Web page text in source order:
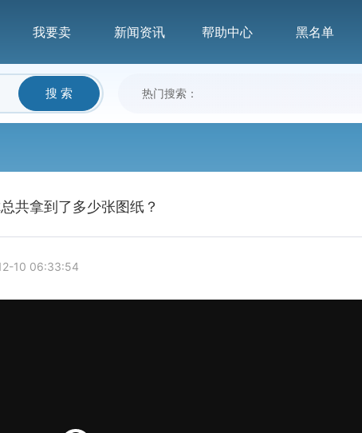
我要卖 新闻资讯 帮助中心 黑名单
搜 索 热门搜索：
共拿到了多少张图纸？
10 06:33:54